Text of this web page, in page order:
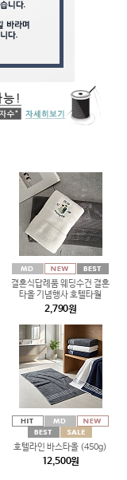
결혼식답례품 웨딩수건 결혼
타올 기념행사 호텔타월
2,790원
호텔라인 바스타올 (450g)
12,500원